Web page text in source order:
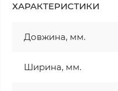
ХАРАКТЕРИСТИКИ
Довжина, мм.
Ширина, мм.